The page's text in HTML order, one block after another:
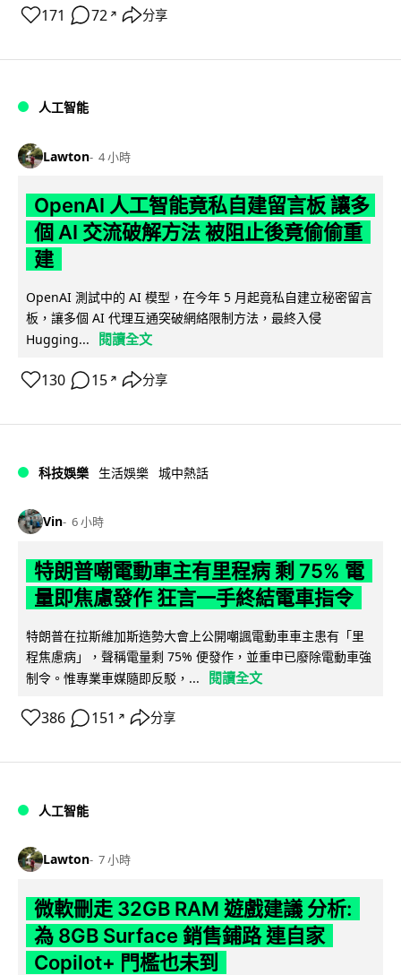
171 72 ↗ 分享
人工智能
Lawton 4 小時
OpenAI 人工智能竟私自建留言板 讓多
個 AI 交流破解方法 被阻止後竟偷偷重
建
OpenAI 測試中的 AI 模型，在今年 5 月起竟私自建立秘密留言
板，讓多個 AI 代理互通突破網絡限制方法，最終入侵
Hugging...
閱讀全文
130 15 ↗ 分享
科技娛樂 生活娛樂 城中熱話
Vin 6 小時
特朗普嘲電動車主有里程病 剩 75% 電
量即焦慮發作 狂言一手終結電車指令
特朗普在拉斯維加斯造勢大會上公開嘲諷電動車車主患有「里
程焦慮病」，聲稱電量剩 75% 便發作，並重申已廢除電動車強
制令。惟專業車媒隨即反駁，...
閱讀全文
386 151 ↗ 分享
人工智能
Lawton 7 小時
微軟刪走 32GB RAM 遊戲建議 分析:
為 8GB Surface 銷售鋪路 連自家
Copilot+ 門檻也未到